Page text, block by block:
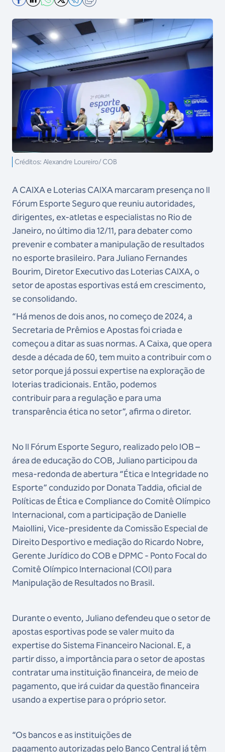
Créditos: Alexandre Loureiro/ COB
A CAIXA e Loterias CAIXA marcaram presença no II
Fórum Esporte Seguro que reuniu autoridades,
dirigentes, ex-atletas e especialistas no Rio de
Janeiro, no último dia 12/11, para debater como
prevenir e combater a manipulação de resultados
no esporte brasileiro. Para Juliano Fernandes
Bourim, Diretor Executivo das Loterias CAIXA, o
setor de apostas esportivas está em crescimento,
se consolidando.
“Há menos de dois anos, no começo de 2024, a
Secretaria de Prêmios e Apostas foi criada e
começou a ditar as suas normas. A Caixa, que opera
desde a década de 60, tem muito a contribuir com o
setor porque já possui expertise na exploração de
loterias tradicionais. Então, podemos
contribuir para a regulação e para uma
transparência ética no setor”, afirma o diretor.
No II Fórum Esporte Seguro, realizado pelo IOB –
área de educação do COB, Juliano participou da
mesa-redonda de abertura “Ética e Integridade no
Esporte” conduzido por Donata Taddia, oficial de
Políticas de Ética e Compliance do Comitê Olímpico
Internacional, com a participação de Danielle
Maiollini, Vice-presidente da Comissão Especial de
Direito Desportivo e mediação do Ricardo Nobre,
Gerente Jurídico do COB e DPMC - Ponto Focal do
Comitê Olímpico Internacional (COI) para
Manipulação de Resultados no Brasil.
Durante o evento, Juliano defendeu que o setor de
apostas esportivas pode se valer muito da
expertise do Sistema Financeiro Nacional. E, a
partir disso, a importância para o setor de apostas
contratar uma instituição financeira, de meio de
pagamento, que irá cuidar da questão financeira
usando a expertise para o próprio setor.
“Os bancos e as instituições de
pagamento autorizadas pelo Banco Central já têm